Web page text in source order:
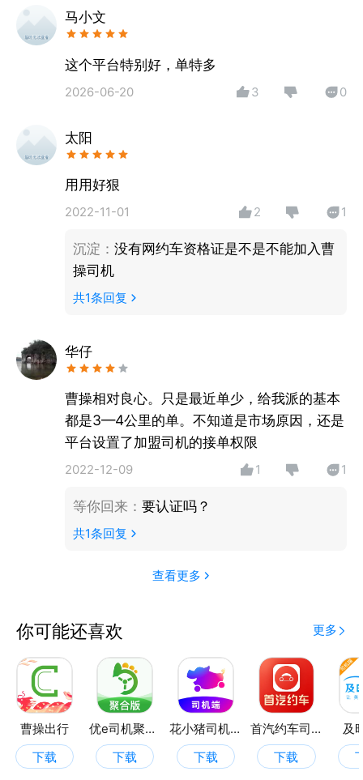
务平台，为用户体验一站式出行解决方案。曹操出行众
悦业务，是曹操出行打造“移动出行开放生态”的重大战
面向具有资质的出租车公司、汽车租赁公司等有志于出
行行业的企业，开放移动出行经营平台，创新“曹操经
的合作模式。
马小文
这个平台特别好，单特多
2026-06-20 3 0
太阳
用用好狠
2022-11-01 2 1
沉淀 ： 没有网约车资格证是不是不能加入曹
操司机
共1条回复
华仔
曹操相对良心。只是最近单少，给我派的基本
都是3—4公里的单。不知道是市场原因，还是
平台设置了加盟司机的接单权限
2022-12-09 1 1
等你回来 ： 要认证吗？
共1条回复
查看更多
你可能还喜欢 更多
曹操出行
下载
优e司机聚合版
下载
花小猪司机端
下载
首汽约车司机端
下载
及